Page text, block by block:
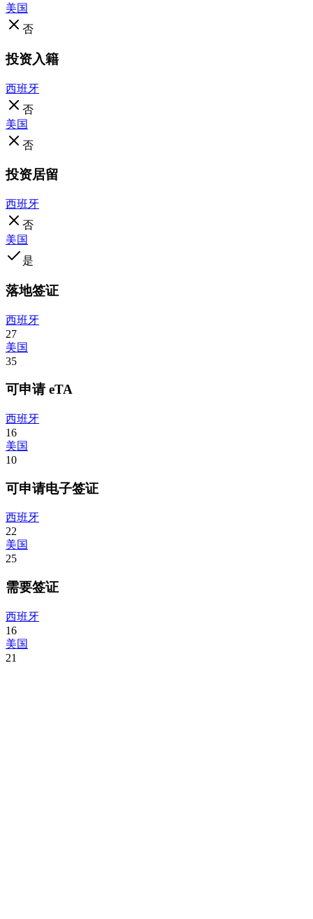
美国
否
投资入籍
西班牙
否
美国
否
投资居留
西班牙
否
美国
是
落地签证
西班牙
27
美国
35
可申请 eTA
西班牙
16
美国
10
可申请电子签证
西班牙
22
美国
25
需要签证
西班牙
16
美国
21